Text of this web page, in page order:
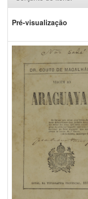
Pré-visualização